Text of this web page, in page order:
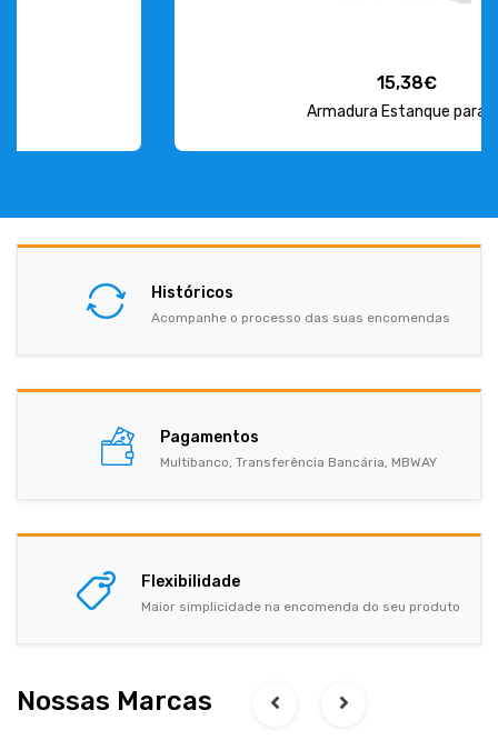
Armadura Estanque para L...
Históricos
Acompanhe o processo das suas encomendas
Pagamentos
Multibanco, Transferência Bancária, MBWAY
Flexibilidade
Maior simplicidade na encomenda do seu produto
Nossas Marcas